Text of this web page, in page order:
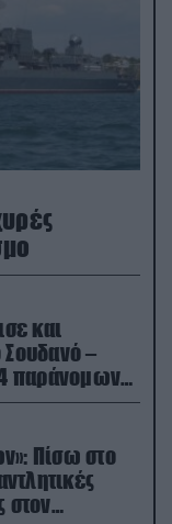
και
–
παράνομων
Πίσω στο